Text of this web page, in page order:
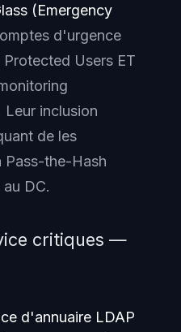
(Emergency
d'urgence
Users ET
inclusion
de les
Pass-the-Hash
DC.
critiques —
d'annuaire LDAP